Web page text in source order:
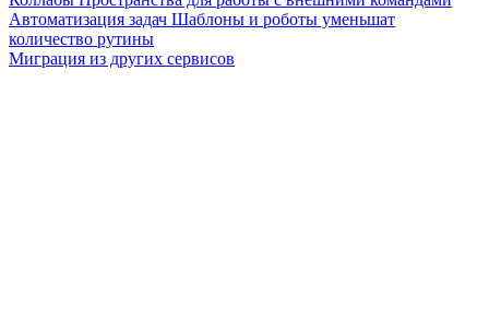
Автоматизация задач Шаблоны и роботы уменьшат
количество рутины
Миграция из других сервисов